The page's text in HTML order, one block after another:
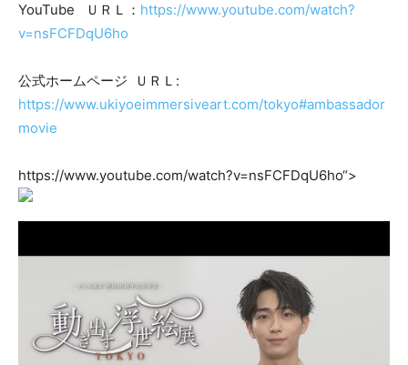
YouTube ＵＲＬ： https://www.youtube.com/watch?
v=nsFCFDqU6ho
公式ホームページ ＵＲＬ:
https://www.ukiyoeimmersiveart.com/tokyo#ambassador
movie
https://www.youtube.com/watch?v=nsFCFDqU6ho“>